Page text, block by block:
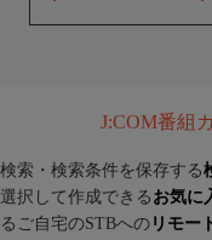
J:COM番組
索・検索条件を保存する
択して作成できるお気に
ご自宅のSTBへの リモー